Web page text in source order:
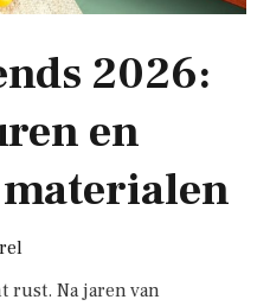
2026:
en
rust. Na jaren van